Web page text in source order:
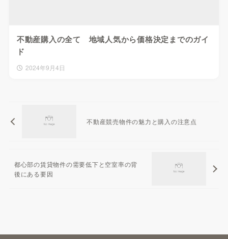
不動産購入の全て 地域人気から価格決定までのガイ
ド
2024年9月4日
不動産競売物件の魅力と購入の注意点
都心部の賃貸物件の需要低下と空室率の背
後にある要因